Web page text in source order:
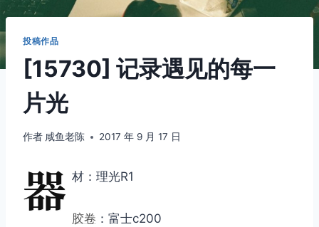
投稿作品
[15730] 记录遇见的每一
片光
作者 咸鱼老陈 2017 年 9 月 17 日
器 材：理光R1
胶卷 ：富士c200